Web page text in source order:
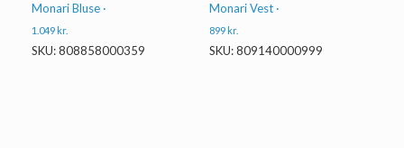
Monari Bluse ·
1.049kr.
SKU: 808858000359
Monari Vest ·
899kr.
SKU: 809140000999